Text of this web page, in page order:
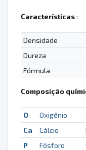
Características:
Densidade
Dureza
Fórmula
Composição
O Oxigênio
Ca
Cálcio
P
Fósforo